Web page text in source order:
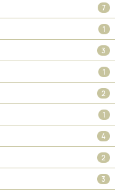
7
1
3
1
2
1
4
2
3